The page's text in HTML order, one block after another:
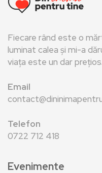
Fiecare rând este o
luminat calea și mi-a
viața este un dar prețios.
Email
Telefon
0722 712 418
Evenimente